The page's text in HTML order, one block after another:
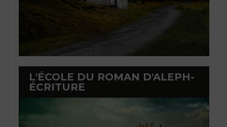
L'ÉCOLE DU ROMAN D'ALEPH-
ÉCRITURE